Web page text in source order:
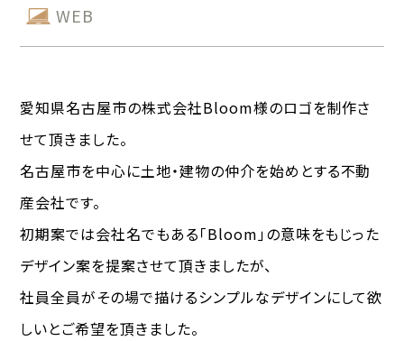
WEB
愛知県名古屋市の株式会社Bloom様のロゴを制作さ
せて頂きました。
名古屋市を中心に土地・建物の仲介を始めとする不動
産会社です。
初期案では会社名でもある「Bloom」の意味をもじった
デザイン案を提案させて頂きましたが、
社員全員がその場で描けるシンプルなデザインにして欲
しいとご希望を頂きました。